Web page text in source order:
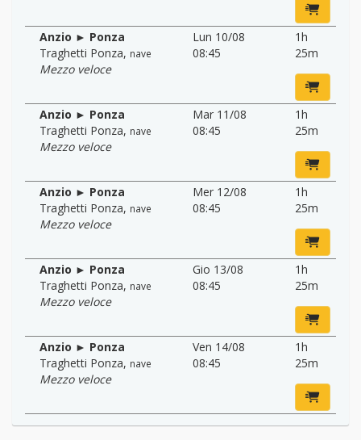
Anzio ► Ponza
Traghetti Ponza, nave
Mezzo veloce
Lun 10/08
08:45
1h
25m
Anzio ► Ponza
Traghetti Ponza, nave
Mezzo veloce
Mar 11/08
08:45
1h
25m
Anzio ► Ponza
Traghetti Ponza, nave
Mezzo veloce
Mer 12/08
08:45
1h
25m
Anzio ► Ponza
Traghetti Ponza, nave
Mezzo veloce
Gio 13/08
08:45
1h
25m
Anzio ► Ponza
Traghetti Ponza, nave
Mezzo veloce
Ven 14/08
08:45
1h
25m